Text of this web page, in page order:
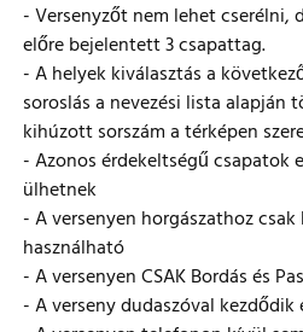
- Versenyzőt nem lehet cserélni,
előre bejelentett 3 csapattag.
- A helyek kiválasztás a
soroslás a nevezési lista alapján
kihúzott sorszám a térképen
- Azonos érdekeltségű csapatok
ülhetnek
- A versenyen horgászathoz
használható
- A versenyen CSAK Bordás és
- A verseny dudaszóval kezdődik